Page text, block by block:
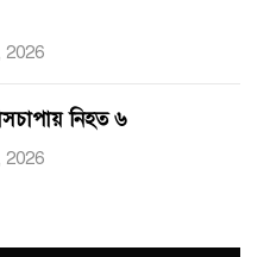
2026
নিহত ৬
2026